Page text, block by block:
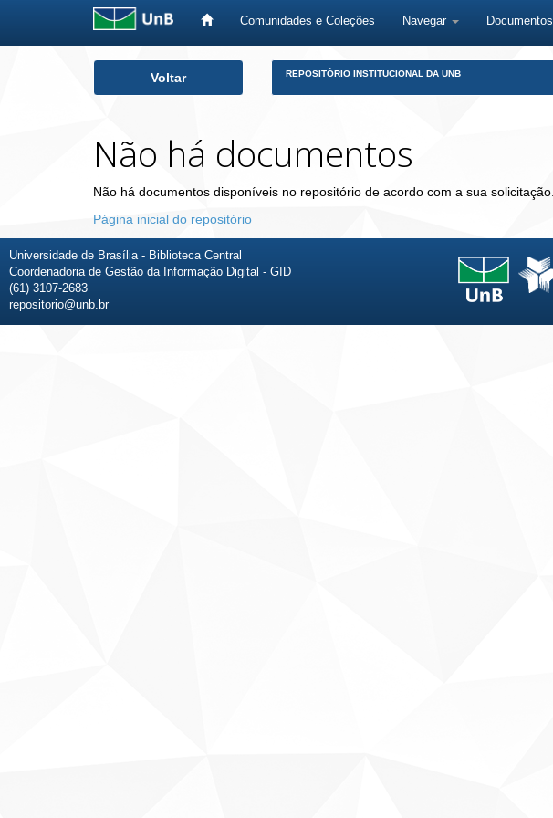
Comunidades e Coleções Navegar Documentos
Voltar REPOSITÓRIO INSTITUCIONAL DA UNB
Não há documentos
Não há documentos disponíveis no repositório de acordo com a sua solicitação.
Página inicial do repositório
Universidade de Brasília - Biblioteca Central
Coordenadoria de Gestão da Informação Digital - GID
(61) 3107-2683
repositorio@unb.br